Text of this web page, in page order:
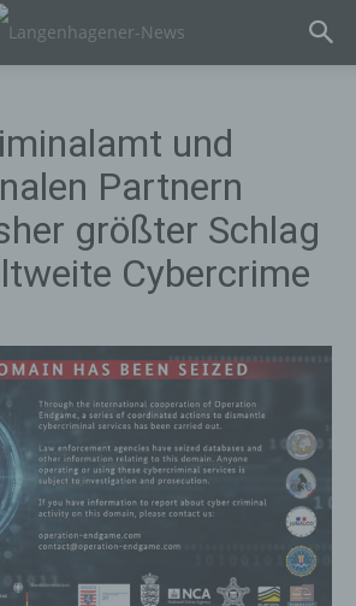
und
Partnern
größter Schlag
Cybercrime